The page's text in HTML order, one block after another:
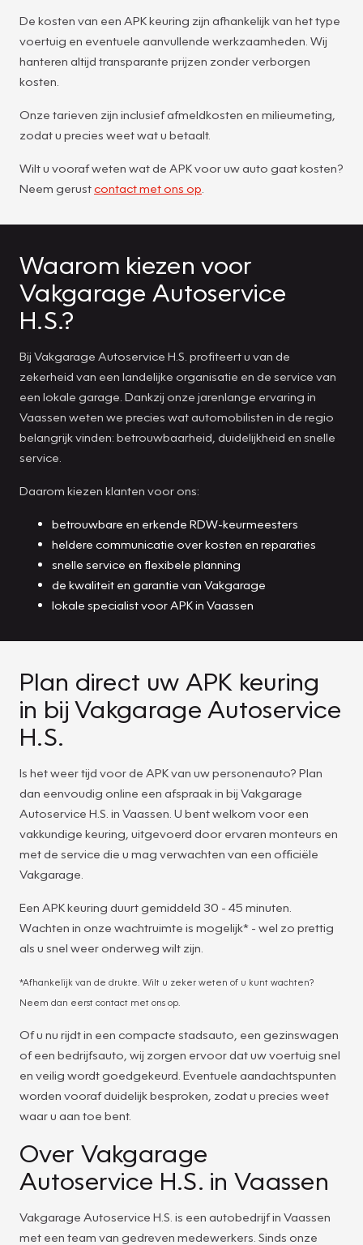
De kosten van een APK keuring zijn afhankelijk van het type
voertuig en eventuele aanvullende werkzaamheden. Wij
hanteren altijd transparante prijzen zonder verborgen
kosten.
Onze tarieven zijn inclusief afmeldkosten en milieumeting,
zodat u precies weet wat u betaalt.
Wilt u vooraf weten wat de APK voor uw auto gaat kosten?
Neem gerustcontact met ons op
Waarom kiezen voor
Vakgarage Autoservice
H.S.?
Bij Vakgarage Autoservice H.S. profiteert u van de
zekerheid van een landelijke organisatie en de service van
een lokale garage. Dankzij onze jarenlange ervaring in
Vaassen weten we precies wat automobilisten in de regio
belangrijk vinden: betrouwbaarheid, duidelijkheid en snelle
service.
Daarom kiezen klanten voor ons:
betrouwbare en erkende RDW-keurmeesters
heldere communicatie over kosten en reparaties
snelle service en flexibele planning
de kwaliteit en garantie van Vakgarage
lokale specialist voor APK in Vaassen
Plan direct uw APK keuring
in bij Vakgarage Autoservice
H.S.
Is het weer tijd voor de APK van uw personenauto? Plan
dan eenvoudig online een afspraak in bij Vakgarage
Autoservice H.S. in Vaassen. U bent welkom voor een
vakkundige keuring, uitgevoerd door ervaren monteurs en
met de service die u mag verwachten van een officiële
Vakgarage.
Een APK keuring duurt gemiddeld 30 - 45 minuten.
Wachten in onze wachtruimte is mogelijk* - wel zo prettig
als u snel weer onderweg wilt zijn.
*Afhankelijk van de drukte. Wilt u zeker weten of u kunt wachten?
Neem dan eerst contact met ons op.
Of u nu rijdt in een compacte stadsauto, een gezinswagen
of een bedrijfsauto, wij zorgen ervoor dat uw voertuig snel
en veilig wordt goedgekeurd. Eventuele aandachtspunten
worden vooraf duidelijk besproken, zodat u precies weet
waar u aan toe bent.
Over Vakgarage
Autoservice H.S. in Vaassen
Vakgarage Autoservice H.S. is een autobedrijf in Vaassen
met een team van gedreven medewerkers. Sinds onze